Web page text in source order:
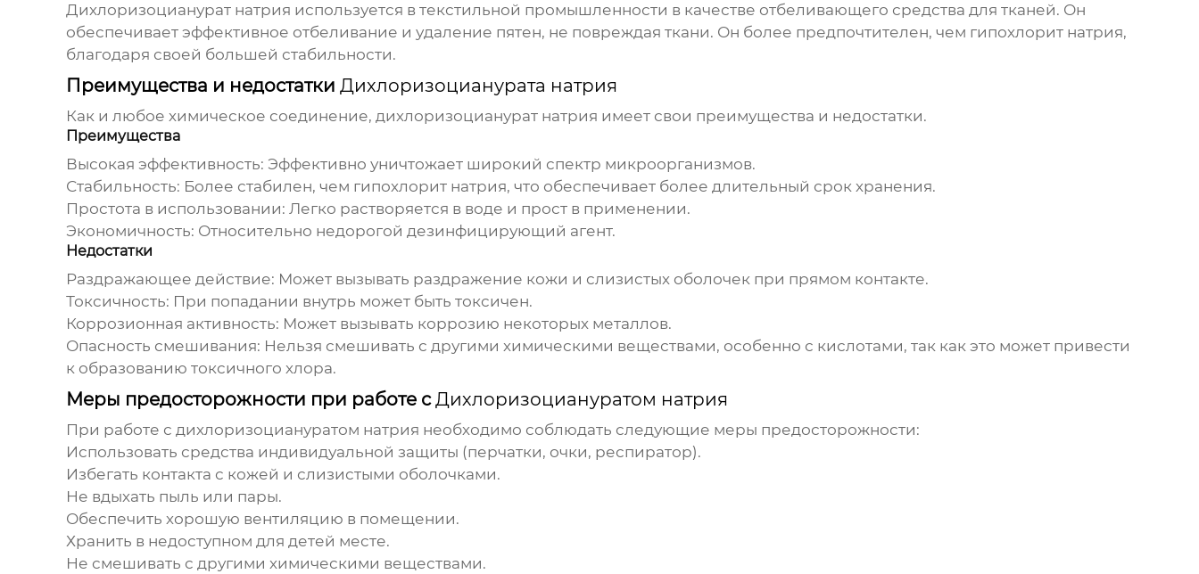
Дихлоризоцианурат натрия используется в текстильной промышленности в качестве отбеливающего средства для тканей. Он
обеспечивает эффективное отбеливание и удаление пятен, не повреждая ткани. Он более предпочтителен, чем гипохлорит натрия,
благодаря своей большей стабильности.
Преимущества и недостатки Дихлоризоцианурата натрия
Как и любое химическое соединение, дихлоризоцианурат натрия имеет свои преимущества и недостатки.
Преимущества
Высокая эффективность: Эффективно уничтожает широкий спектр микроорганизмов.
Стабильность: Более стабилен, чем гипохлорит натрия, что обеспечивает более длительный срок хранения.
Простота в использовании: Легко растворяется в воде и прост в применении.
Экономичность: Относительно недорогой дезинфицирующий агент.
Недостатки
Раздражающее действие: Может вызывать раздражение кожи и слизистых оболочек при прямом контакте.
Токсичность: При попадании внутрь может быть токсичен.
Коррозионная активность: Может вызывать коррозию некоторых металлов.
Опасность смешивания: Нельзя смешивать с другими химическими веществами, особенно с кислотами, так как это может привести
к образованию токсичного хлора.
Меры предосторожности при работе сДихлоризоциануратом натрия
При работе с дихлоризоциануратом натрия необходимо соблюдать следующие меры предосторожности:
Использовать средства индивидуальной защиты (перчатки, очки, респиратор).
Избегать контакта с кожей и слизистыми оболочками.
Не вдыхать пыль или пары.
Обеспечить хорошую вентиляцию в помещении.
Хранить в недоступном для детей месте.
Не смешивать с другими химическими веществами.